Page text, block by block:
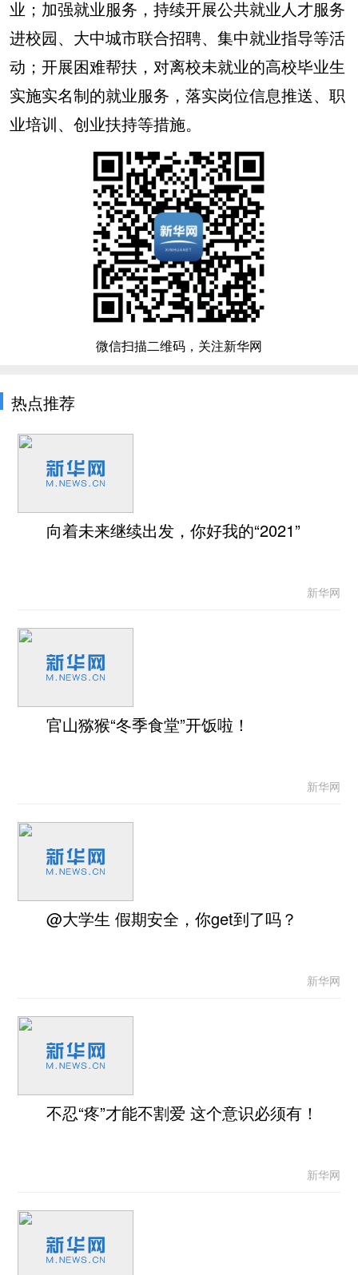
业；加强就业服务，持续开展公共就业人才服务
进校园、大中城市联合招聘、集中就业指导等活
动；开展困难帮扶，对离校未就业的高校毕业生
实施实名制的就业服务，落实岗位信息推送、职
业培训、创业扶持等措施。
微信扫描二维码，关注新华网
热点推荐
向着未来继续出发，你好我的“2021”
新华网
官山猕猴“冬季食堂”开饭啦！
新华网
@大学生 假期安全，你get到了吗？
新华网
不忍“疼”才能不割爱 这个意识必须有！
新华网